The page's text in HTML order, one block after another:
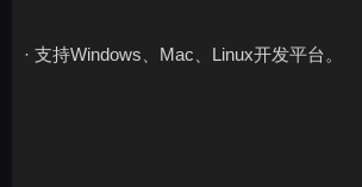
· 支持Windows、Mac、Linux开发平台。